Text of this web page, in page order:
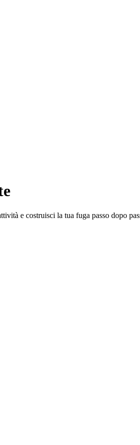
e costruisci la tua fuga passo dopo